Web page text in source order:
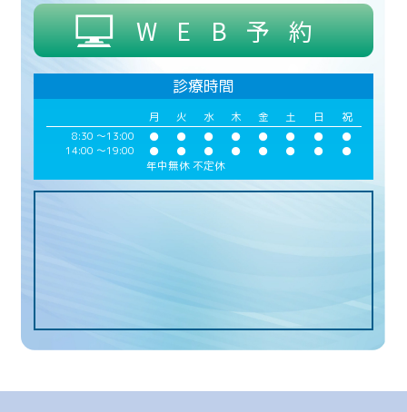
WEB予約
診療時間
月 火 水 木 金 土 日 祝
8:30 ～13:00 ● ● ● ● ● ● ● ●
14:00 ～19:00 ● ● ● ● ● ● ●
●
年中無休 不定休